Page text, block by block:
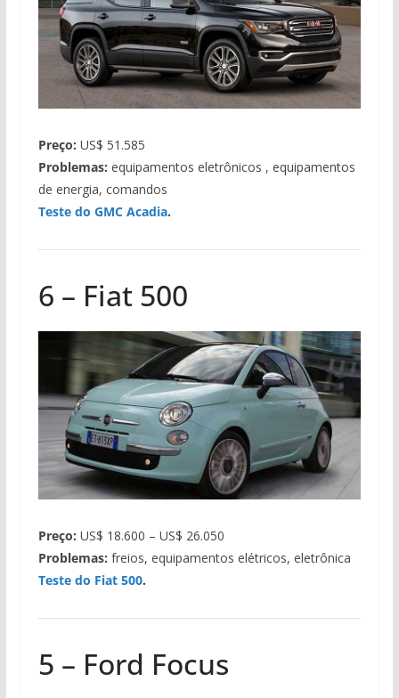
Preço: US$ 51.585
Problemas: equipamentos eletrônicos , equipamentos
de energia, comandos
Teste do GMC Acadia.
6 – Fiat 500
Preço: US$ 18.600 – US$ 26.050
Problemas: freios, equipamentos elétricos, eletrônica
Teste do Fiat 500.
5 – Ford Focus